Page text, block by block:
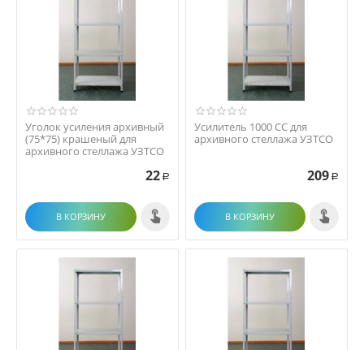
Уголок усиления архивный
(75*75) крашеный для
архивного стеллажа УЗТСО
22 Р
В КОРЗИНУ
Усилитель 1000 СС для
архивного стеллажа УЗТСО
209 Р
В КОРЗИНУ